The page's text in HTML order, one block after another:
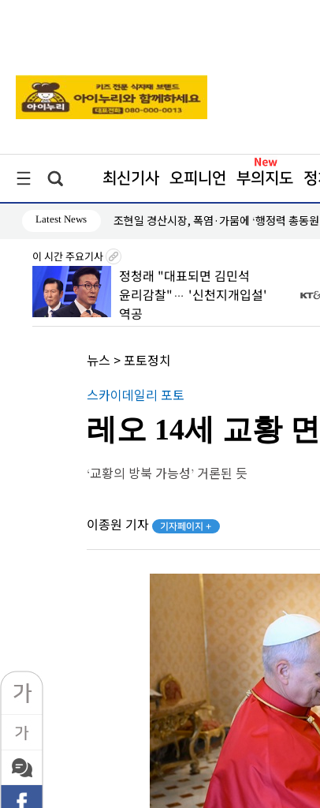
최신기사 오피니언 부의지도 정
Latest News 영천시 방문의료 ‘촘촘하게’··· 의사가 집으로
이 시간 주요기사
정청래 "대표되면 김민석
윤리감찰"… '신천지개입설'
역공
뉴스 > 포토정치
스카이데일리 포토
레오 14세 교황
‘교황의 방북 가능성’ 거론된 듯
이종원 기자 기자페이지 +